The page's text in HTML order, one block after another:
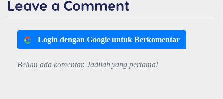
Leave a Comment
Login dengan Google untuk Berkomentar
Belum ada komentar. Jadilah yang pertama!